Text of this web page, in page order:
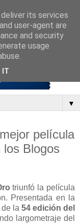
▼
película
los Blogos
triunfó la película
Presentada en la
la 54 edición del
largometraje del
its services
user-agent are
and security
usage
IT